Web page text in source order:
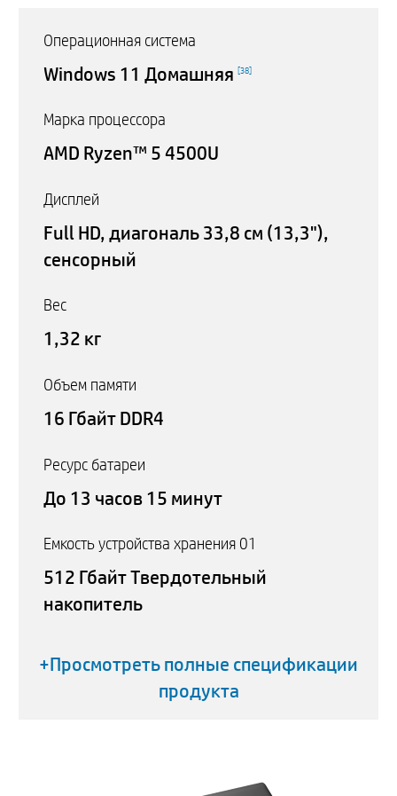
Операционная система
Windows 11 Домашняя [38]
Марка процессора
AMD Ryzen™ 5 4500U
Дисплей
Full HD, диагональ 33,8 см (13,3"),
сенсорный
Вес
1,32 кг
Объем памяти
16 Гбайт DDR4
Ресурс батареи
До 13 часов 15 минут
Емкость устройства хранения 01
512 Гбайт Твердотельный
накопитель
+Просмотреть полные спецификации
продукта